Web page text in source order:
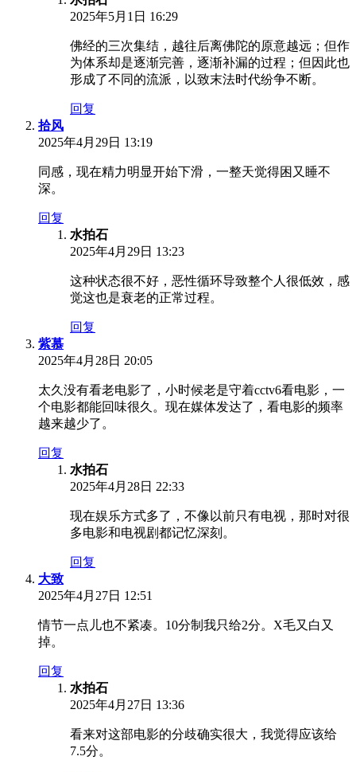
2025年5月1日 16:29
佛经的三次集结，越往后离佛陀的原意越远；但作
为体系却是逐渐完善，逐渐补漏的过程；但因此也
形成了不同的流派，以致末法时代纷争不断。
回复
拾风
2025年4月29日 13:19
同感，现在精力明显开始下滑，一整天觉得困又睡不
深。
回复
水拍石
2025年4月29日 13:23
这种状态很不好，恶性循环导致整个人很低效，感
觉这也是衰老的正常过程。
回复
紫慕
2025年4月28日 20:05
太久没有看老电影了，小时候老是守着cctv6看电影，一
个电影都能回味很久。现在媒体发达了，看电影的频率
越来越少了。
回复
水拍石
2025年4月28日 22:33
现在娱乐方式多了，不像以前只有电视，那时对很
多电影和电视剧都记忆深刻。
回复
大致
2025年4月27日 12:51
情节一点儿也不紧凑。10分制我只给2分。X毛又白又
掉。
回复
水拍石
2025年4月27日 13:36
看来对这部电影的分歧确实很大，我觉得应该给
7.5分。